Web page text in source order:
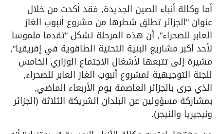
أما وكالة أنباء الصين الجديدة, فقد أكدت من خلال
عنوان "الجزائر تطلق شطرها من مشروع أنبوب الغاز
العابر للصحراء", أن هذه المرحلة تشكل "تقدما ملموسا
لأحد أكبر مشاريع البنية التحتية الطاقوية في إفريقيا",
مشيرة إلى تتبعها لأشغال الاجتماع الوزاري الخامس
للجنة التوجيهية لمشروع أنبوب الغاز العابر للصحراء,
الذي جرى بالجزائر العاصمة يوم الأربعاء الماضي,
بمشاركة مسؤولين عن البلدان الشريكة الثلاثة (الجزائر
ونيجيريا والنيجر).